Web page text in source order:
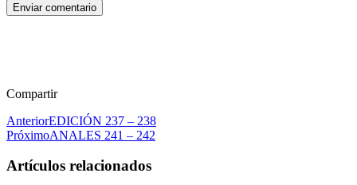
Enviar comentario
Compartir
AnteriorEDICIÓN 237 – 238
PróximoANALES 241 – 242
Artículos relacionados